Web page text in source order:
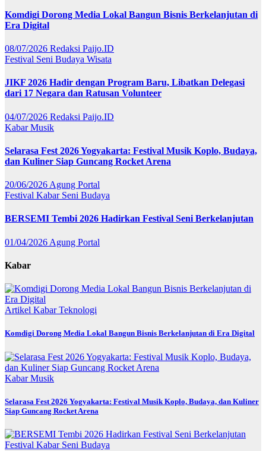
Komdigi Dorong Media Lokal Bangun Bisnis Berkelanjutan di
Era Digital
08/07/2026 Redaksi Paijo.ID
Festival Seni Budaya Wisata
JIKF 2026 Hadir dengan Program Baru, Libatkan Delegasi
dari 17 Negara dan Ratusan Volunteer
04/07/2026 Redaksi Paijo.ID
KabarMusik
Selarasa Fest 2026 Yogyakarta: Festival Musik Koplo, Budaya,
dan Kuliner Siap Guncang Rocket Arena
20/06/2026 Agung Portal
Festival Kabar Seni Budaya
BERSEMI Tembi 2026 Hadirkan Festival Seni Berkelanjutan
01/04/2026 Agung Portal
Kabar
Artikel KabarTeknologi
Komdigi Dorong Media Lokal Bangun Bisnis Berkelanjutan di Era Digital
KabarMusik
Selarasa Fest 2026 Yogyakarta: Festival Musik Koplo, Budaya, dan Kuliner
Siap Guncang Rocket Arena
Festival Kabar Seni Budaya